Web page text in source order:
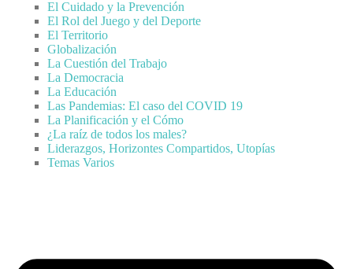
El Cuidado y la Prevención
El Rol del Juego y del Deporte
El Territorio
Globalización
La Cuestión del Trabajo
La Democracia
La Educación
Las Pandemias: El caso del COVID 19
La Planificación y el Cómo
¿La raíz de todos los males?
Liderazgos, Horizontes Compartidos, Utopías
Temas Varios